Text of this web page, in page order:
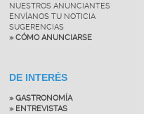
NUESTROS ANUNCIANTES
ENVÍANOS TU NOTICIA
SUGERENCIAS
» CÓMO ANUNCIARSE
DE INTERÉS
» GASTRONOMÍA
» ENTREVISTAS